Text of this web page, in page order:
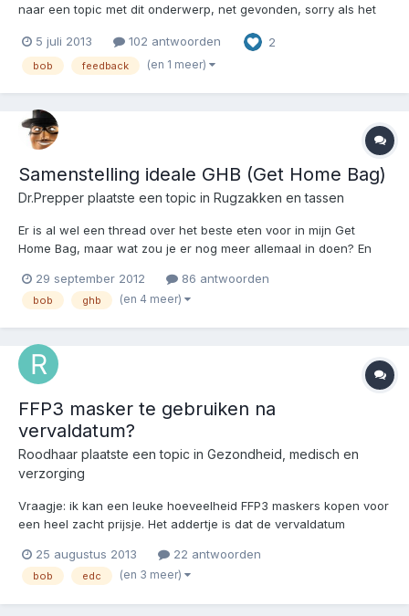
naar een topic met dit onderwerp, net gevonden, sorry als het
in jouw EDC?'' heet en dit betrekking heeft op de BOB zie ik
geen probleem Zelfde vraag als bi...
5 juli 2013 102 antwoorden 2
bob feedback (en 1 meer)
Samenstelling ideale GHB (Get Home Bag)
Dr.Prepper plaatste een topic in Rugzakken en tassen
Er is al wel een thread over het beste eten voor in mijn Get
Home Bag, maar wat zou je er nog meer allemaal in doen? En
Carry)? Iemand die al een mooie GHB heeft samengesteld en
zijn of haar keuzes qua invulling wil toelichten?
29 september 2012 86 antwoorden
bob ghb (en 4 meer)
FFP3 masker te gebruiken na
vervaldatum?
Roodhaar plaatste een topic in Gezondheid, medisch en
verzorging
Vraagje: ik kan een leuke hoeveelheid FFP3 maskers kopen voor
een heel zacht prijsje. Het addertje is dat de vervaldatum
"iets beter is dan niets". Ik zou alleen graag willen weten waarop
deze vervaldatum is gebaseerd en of de...
25 augustus 2013 22 antwoorden
bob edc (en 3 meer)